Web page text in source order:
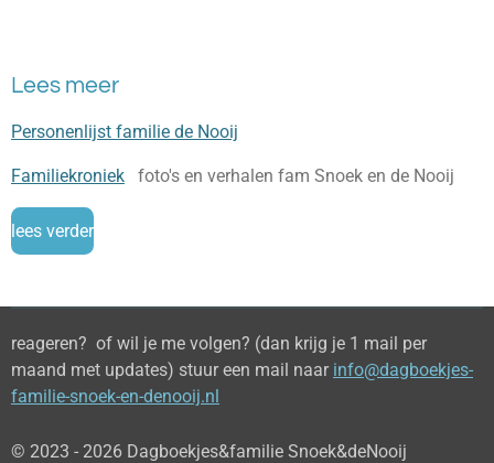
Lees meer
Personenlijst familie de Nooij
Familiekroniek foto's en verhalen fam Snoek en de Nooij
lees verder
reageren? of wil je me volgen? (dan krijg je 1 mail per
maand met updates) stuur een mail naar info@dagboekjes-
familie-snoek-en-denooij.nl
© 2023 - 2026 Dagboekjes&familie Snoek&deNooij